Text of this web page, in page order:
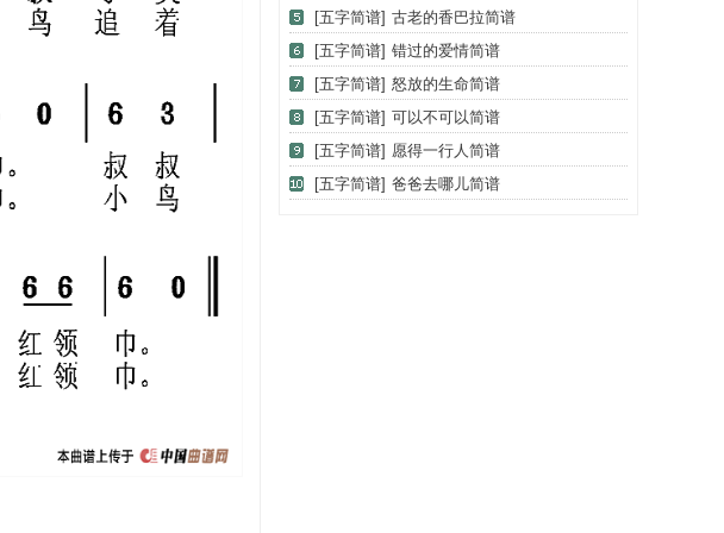
[五字简谱] 古老的香巴拉简谱
[五字简谱] 错过的爱情简谱
[五字简谱] 怒放的生命简谱
[五字简谱] 可以不可以简谱
[五字简谱] 愿得一行人简谱
[五字简谱] 爸爸去哪儿简谱